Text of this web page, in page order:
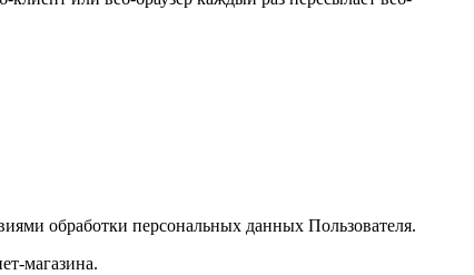
обработки персональных данных Пользователя.
магазина.